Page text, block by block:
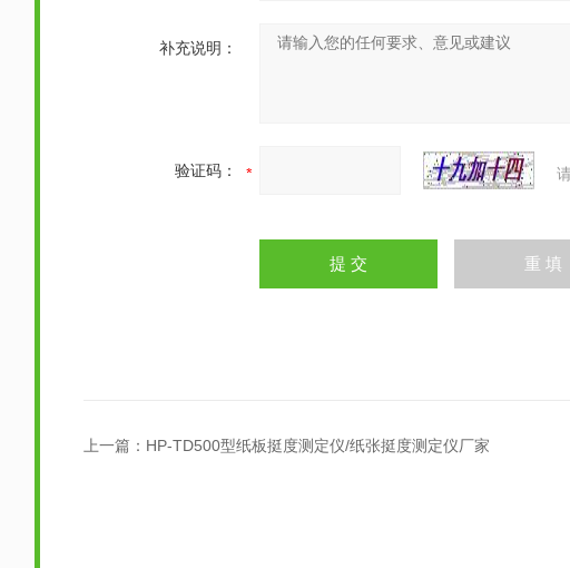
补充说明：
验证码：
上一篇： HP-TD500型纸板挺度测定仪/纸张挺度测定仪厂家